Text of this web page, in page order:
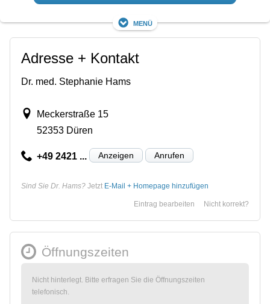
Menü
Adresse + Kontakt
Dr. med. Stephanie Hams
Meckerstraße 15
52353 Düren
+49 2421 ... Anzeigen Anrufen
Sind Sie Dr. Hams? Jetzt E-Mail + Homepage hinzufügen
Nicht korrekt?
Eintrag bearbeiten
Öffnungszeiten
Nicht hinterlegt. Bitte erfragen Sie die Öffnungszeiten
telefonisch.